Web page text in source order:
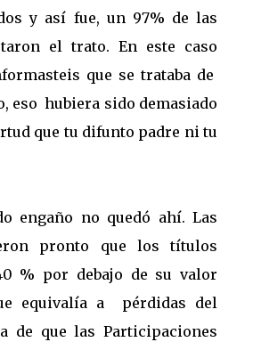
y así fue, un 97% de las
el trato. En este caso
que se trataba de
eso hubiera sido demasiado
que tu difunto padre ni tu
engaño no quedó ahí. Las
pronto que los títulos
% por debajo de su valor
equivalía a pérdidas del
de que las Participaciones